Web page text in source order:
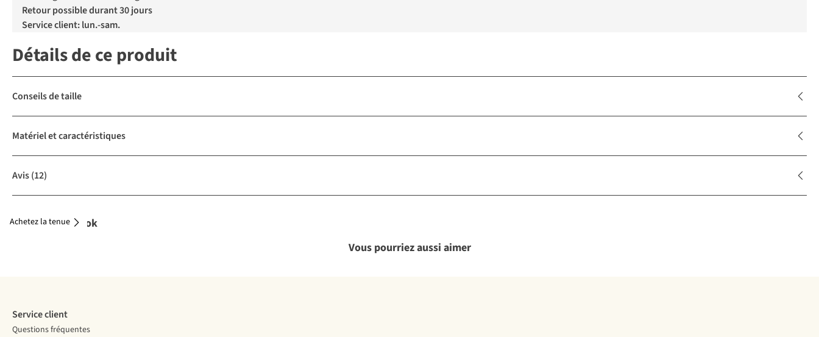
Retour possible durant 30 jours
Service client: lun.-sam.
Détails de ce produit
Conseils de taille
Matériel et caractéristiques
Avis(12)
Complétez le look
Achetez la tenue
Vous pourriez aussi aimer
Service client
Questions fréquentes